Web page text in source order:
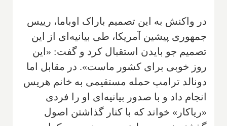
در واکنش به این تصمیم باراک اوباما، رییس
جمهوری پیشین آمریکا، طی بیانیه‌ای از این
تصمیم جو بایدن استقبال کرد و گفت: «این
روز خوبی برای کشور ماست». در مقابل اما
دونالد ترامپ حمله مستقیمی به خانم هریس
انجام داد و با صدور بیانیه‌ای او را فردی
«ریاکار» خواند که با کنار گذاشتن اصول